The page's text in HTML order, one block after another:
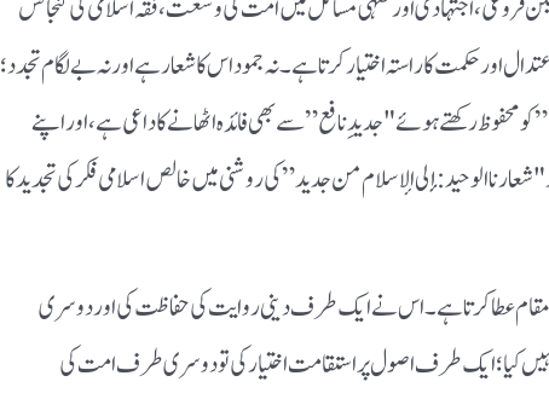
فروعی، اجتہادی اور فقہی مسائل میں امت کی وسعت، فقہ اسلامی کی گنجائش
اور حکمت کا راستہ اختیار کرتا ہے۔ نہ جمود اس کا شعار ہے اور نہ بے لگام تجدد؛
کو محفوظ رکھتے ہوئے "جدیدِ نافع” سے بھی فائدہ اٹھانے کا داعی ہے، اور اپنے
الوحيد: إلى الإسلام من جديد” کی روشنی میں خالص اسلامی فکر کی تجدید کا
مقام عطا کرتا ہے۔ اس نے ایک طرف دینی روایت کی حفاظت کی اور دوسری
کیا؛ ایک طرف اصول پر استقامت اختیار کی تو دوسری طرف امت کی